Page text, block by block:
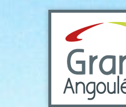
Panneau de gestion des cookies